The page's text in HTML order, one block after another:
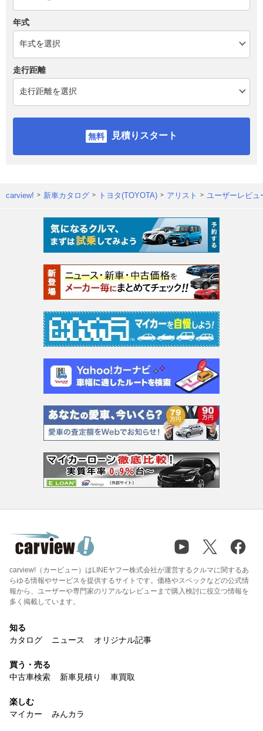
年式
走行距離
見積りスタート
carview! 新車カタログ トヨタ(TOYOTA) アリスト ユーザーレビュ
carview!（カービュー）はLINEヤフー株式会社が運営するクルマに関するあ
らゆる情報やサービスを提供するサイトです。価格やスペックなどの公式情
報から、ユーザーや専門家のリアルなレビューまで購入検討に役立つ情報を
多く掲載しています。
知る
カタログ
ニュース オリジナル記事
買う・売る
中古車検索
新車見積り 車買取
楽しむ
マイカー
みんカラ